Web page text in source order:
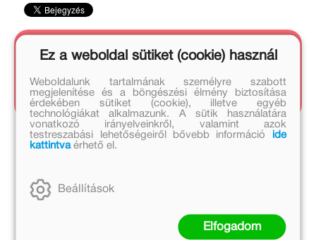
Kapcsolódó cikkek
1 cikk
Szerző művei
Ez a weboldal sütiket (cookie) használ
Weboldalunk tartalmának személyre szabott
megjelenítése és a böngészési élmény biztosítása
érdekében sütiket (cookie), illetve egyéb
technológiákat alkalmazunk. A sütik használatára
vonatkozó irányelveinkről, valamint azok
testreszabási lehetőségeiről bővebb információ
ide
kattintvaérhető el.
Beállítások
Elfogadom